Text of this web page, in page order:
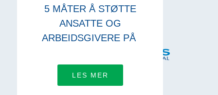
5 MÅTER Å STØTTE
ANSATTE OG
ARBEIDSGIVERE PÅ
LES MER